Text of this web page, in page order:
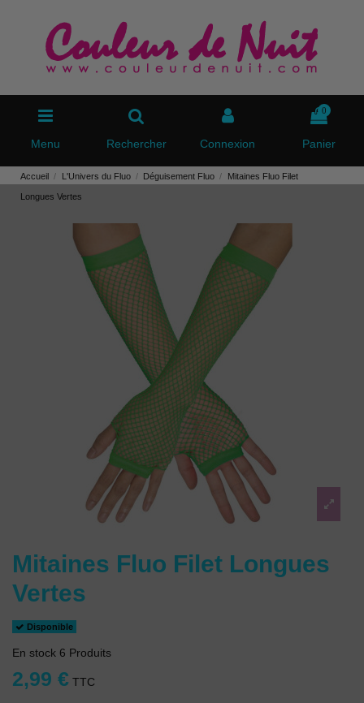
Menu Rechercher Connexion
0
Panier
Accueil L'Univers du Fluo Déguisement Fluo Mitaines Fluo Filet
Longues Vertes
Mitaines Fluo Filet Longues
Vertes
Disponible
En stock 6 Produits
2,99 € TTC